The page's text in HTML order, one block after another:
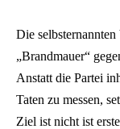
Die
„Brandmauer“
Anstatt die Partei
Taten zu messen,
Ziel ist nicht ist